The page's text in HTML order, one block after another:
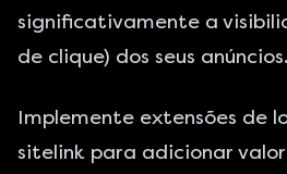
significativamente a
de clique) dos seus anúncios.
Implemente extensões de
sitelink para adicionar valor